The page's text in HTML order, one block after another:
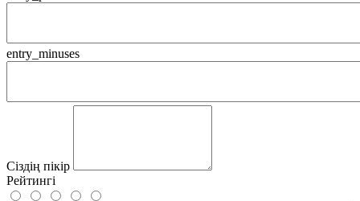
entry_minuses
Сіздің пікір
Рейтингі